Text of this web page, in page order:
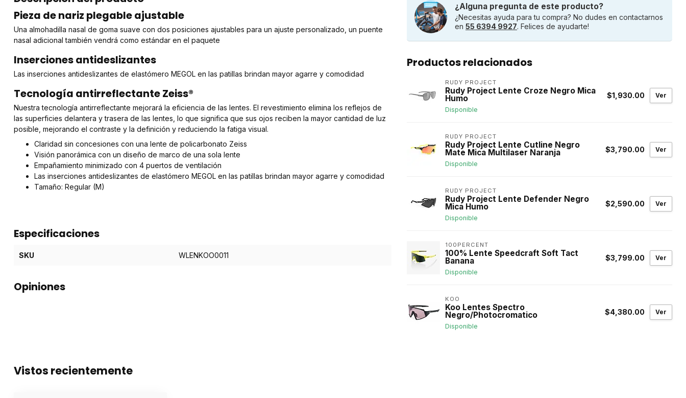
Pieza de nariz plegable ajustable
Una almohadilla nasal de goma suave con dos posiciones ajustables para un ajuste personalizado, un puente
nasal adicional también vendrá como estándar en el paquete
Inserciones antideslizantes
Las inserciones antideslizantes de elastómero MEGOL en las patillas brindan mayor agarre y comodidad
Tecnología antirreflectante Zeiss®
Nuestra tecnología antirreflectante mejorará la eficiencia de las lentes. El revestimiento elimina los reflejos de
las superficies delantera y trasera de las lentes, lo que significa que sus ojos reciben la mayor cantidad de luz
posible, mejorando el contraste y la definición y reduciendo la fatiga visual.
Claridad sin concesiones con una lente de policarbonato Zeiss
Visión panorámica con un diseño de marco de una sola lente
Empañamiento minimizado con 4 puertos de ventilación
Las inserciones antideslizantes de elastómero MEGOL en las patillas brindan mayor agarre y comodidad
Tamaño: Regular (M)
Especificaciones
SKU WLENKOO0011
Opiniones
¿Alguna pregunta de este producto?
¿Necesitas ayuda para tu compra? No dudes en contactarnos
en 55 6394 9927. Felices de ayudarte!
Productos relacionados
RUDY PROJECT
Rudy Project Lente Croze Negro Mica
Humo
Disponible
$1,930.00 Ver
RUDY PROJECT
Rudy Project Lente Cutline Negro
Mate Mica Multilaser Naranja
Disponible
$3,790.00 Ver
RUDY PROJECT
Rudy Project Lente Defender Negro
Mica Humo
Disponible
$2,590.00 Ver
100PERCENT
100% Lente Speedcraft Soft Tact
Banana
Disponible
$3,799.00 Ver
KOO
Koo Lentes Spectro
Negro/Photocromatico
Disponible
$4,380.00 Ver
Vistos recientemente